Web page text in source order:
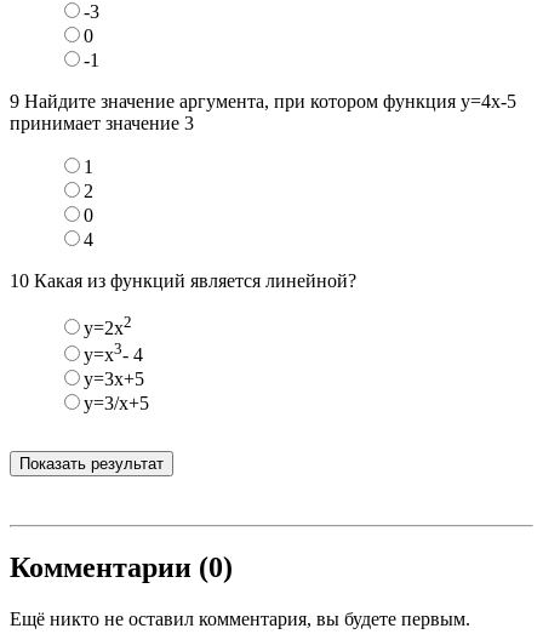
-3
0
-1
9 Найдите значение аргумента, при котором функция y=4x-5
принимает значение 3
1
2
0
4
10 Какая из функций является линейной?
y=2x2
у=х3- 4
у=3x+5
у=3/x+5
Показать результат
Комментарии (0)
Ещё никто не оставил комментария, вы будете первым.